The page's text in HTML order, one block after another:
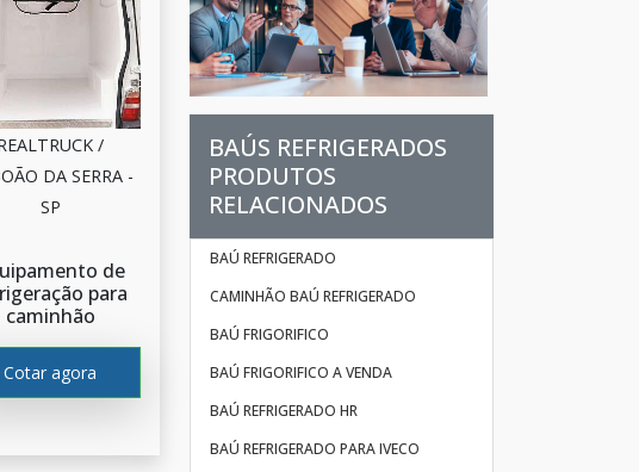
/
DA SERRA -
SP
de
para
caminhão
Cotar agora
BAÚS REFRIGERADOS
PRODUTOS
RELACIONADOS
BAÚ REFRIGERADO
CAMINHÃO BAÚ REFRIGERADO
BAÚ FRIGORIFICO
BAÚ FRIGORIFICO A VENDA
BAÚ REFRIGERADO HR
BAÚ REFRIGERADO PARA IVECO